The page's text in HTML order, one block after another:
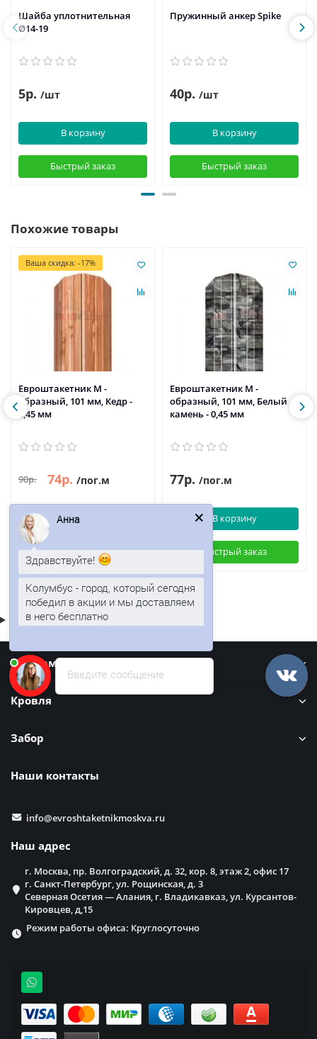
Шайба уплотнительная
Ø14-19
5р. /шт
В корзину
Быстрый заказ
Пружинный анкер Spike
40р. /шт
В корзину
Быстрый заказ
Похожие товары
Ваша скидка: -17%
Евроштакетник М -
образный, 101 мм, Кедр -
0,45 мм
90р. 74р. /пог.м
В корзину
Быстрый заказ
Евроштакетник М -
образный, 101 мм, Белый
камень - 0,45 мм
77р. /пог.м
В корзину
Быстрый заказ
Информация
Кровля
Забор
Наши контакты
info@evroshtaketnikmoskva.ru
Наш адрес
г. Москва, пр. Волгоградский, д. 32, кор. 8, этаж 2, офис 17
г. Санкт-Петербург, ул. Рощинская, д. 3
Северная Осетия — Алания, г. Владикавказ, ул. Курсантов-
Кировцев, д,15
Режим работы офиса: Круглосуточно
Введите сообщение
Здравствуйте!
Колумбус - город, который сегодня
победил в акции и мы доставляем
в него бесплатно